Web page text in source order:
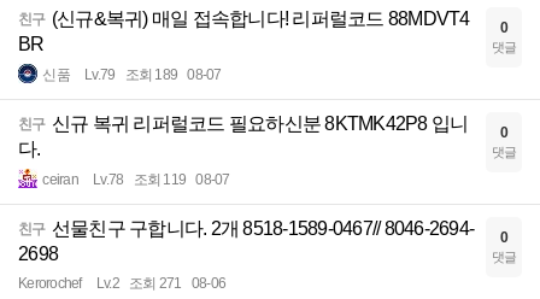
친구 (신규&복귀) 매일 접속합니다! 리퍼럴코드 88MDVT4
BR
신품 Lv.79 조회 189 08-07
0
댓글
친구 신규 복귀 리퍼럴코드 필요하신분 8KTMK42P8 입니
다.
ceiran Lv.78 조회 119 08-07
0
댓글
친구 선물친구 구합니다. 2개 8518-1589-0467// 8046-2694-
2698
Kerorochef Lv.2 조회 271 08-06
0
댓글